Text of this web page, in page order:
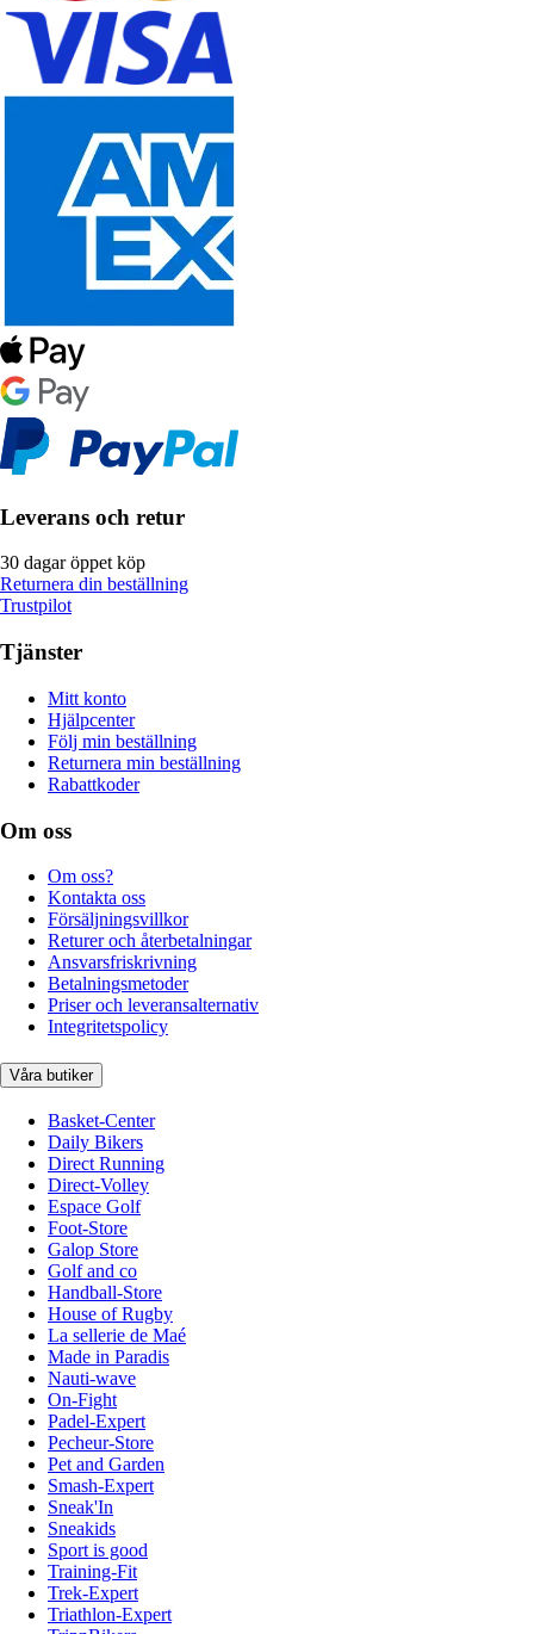
Leverans och retur
30 dagar öppet köp
Returnera din beställning
Trustpilot
Tjänster
Mitt konto
Hjälpcenter
Följ min beställning
Returnera min beställning
Rabattkoder
Om oss
Om oss?
Kontakta oss
Försäljningsvillkor
Returer och återbetalningar
Ansvarsfriskrivning
Betalningsmetoder
Priser och leveransalternativ
Integritetspolicy
Våra butiker
Basket-Center
Daily Bikers
Direct Running
Direct-Volley
Espace Golf
Foot-Store
Galop Store
Golf and co
Handball-Store
House of Rugby
La sellerie de Maé
Made in Paradis
Nauti-wave
On-Fight
Padel-Expert
Pecheur-Store
Pet and Garden
Smash-Expert
Sneak'In
Sneakids
Sport is good
Training-Fit
Trek-Expert
Triathlon-Expert